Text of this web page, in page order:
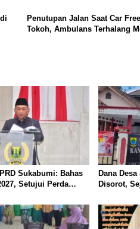
Penutupan Jalan Saat Car
Tokoh, Ambulans Terhalang
Sukabumi: Bahas
Setujui Perda
Dana
Disorot,
Tangan